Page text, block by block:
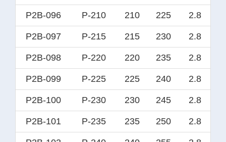
P2B-096 P-210 210 225 2.8
P2B-097 P-215 215 230 2.8
P2B-098 P-220 220 235 2.8
P2B-099 P-225 225 240 2.8
P2B-100 P-230 230 245 2.8
P2B-101 P-235 235 250 2.8